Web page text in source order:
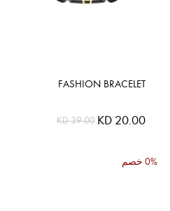
FASHION BRACELET
السعر
KD 20.00
KD 39.00
0% خصم